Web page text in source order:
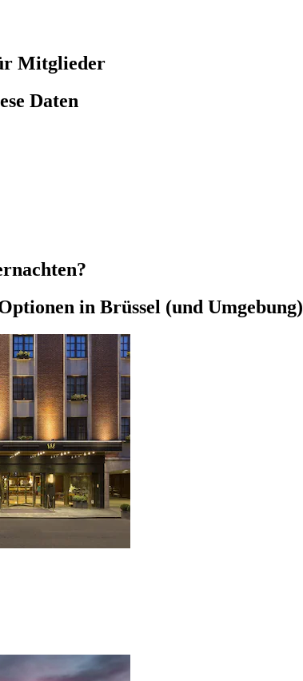
Mitglieder
Daten
in Brüssel (und Umgebung)